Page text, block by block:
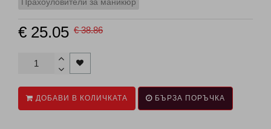
€ 25.05 € 38.86
ДОБАВИ В КОЛИЧКАТА БЪРЗА ПОРЪЧКА